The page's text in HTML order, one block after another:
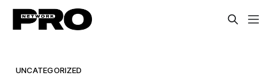
UNCATEGORIZED